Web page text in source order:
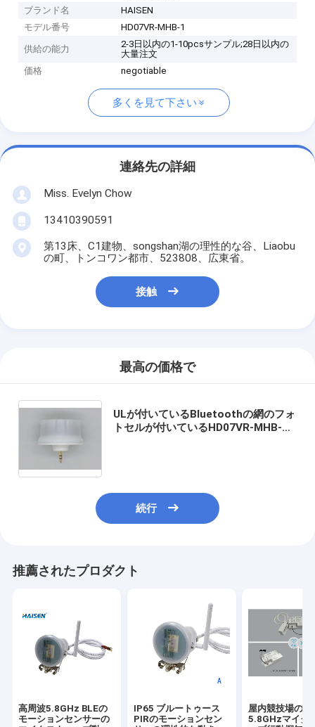
ブランド名
HAISEN
モデル番号
HD07VR-MHB-1
供給の能力
2-3日以内の1-10pcsサンプル;28日以内の
大量注文
価格
negotiable
多くを見て下さい
連絡先の詳細
Miss. Evelyn Chow
13410390591
第13床、C1建物、songshan湖の理性的な谷、Liaobu
の町、トンコワン都市、523808、広東省。
接触
最高の価格で
ULが付いているBluetoothの網のフォ
トセルが付いているHD07VR-MHB-1
続行
推薦されたプロダクト
高周波5.8GHz BLEの
モーションセンサーの
IP65 ブルートゥース
PIRのモーションセン
屋内競技場のた
5.8GHzマイク